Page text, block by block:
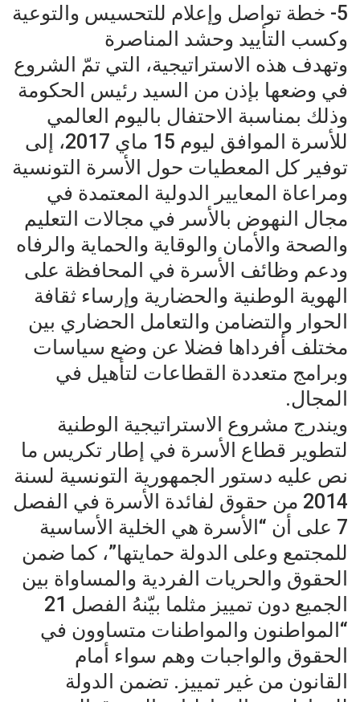
5- خطة تواصل وإعلام للتحسيس والتوعية
وكسب التأييد وحشد المناصرة
وتهدف هذه الاستراتيجية، التي تمّ الشروع
في وضعها بإذن من السيد رئيس الحكومة
وذلك بمناسبة الاحتفال باليوم العالمي
للأسرة الموافق ليوم 15 ماي 2017، إلى
توفير كل المعطيات حول الأسرة التونسية
ومراعاة المعايير الدولية المعتمدة في
مجال النهوض بالأسر في مجالات التعليم
والصحة والأمان والوقاية والحماية والرفاه
ودعم وظائف الأسرة في المحافظة على
الهوية الوطنية والحضارية وإرساء ثقافة
الحوار والتضامن والتعامل الحضاري بين
مختلف أفرداها فضلا عن وضع سياسات
وبرامج متعددة القطاعات لتأهيل في
المجال.
ويندرج مشروع الاستراتيجية الوطنية
لتطوير قطاع الأسرة في إطار تكريس ما
نص عليه دستور الجمهورية التونسية لسنة
2014 من حقوق لفائدة الأسرة في الفصل
7 على أن “الأسرة هي الخلية الأساسية
للمجتمع وعلى الدولة حمايتها”، كما ضمن
الحقوق والحريات الفردية والمساواة بين
الجميع دون تمييز مثلما بيّنهُ الفصل 21
“المواطنون والمواطنات متساوون في
الحقوق والواجبات وهم سواء أمام
القانون من غير تمييز. تضمن الدولة